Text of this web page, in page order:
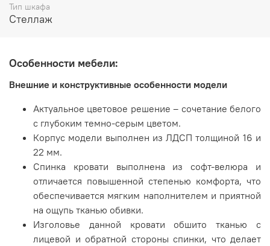
Тип шкафа
Стеллаж
Особенности мебели:
Внешние и конструктивные особенности модели
Актуальное цветовое решение – сочетание белого
с глубоким темно-серым цветом.
Корпус модели выполнен из ЛДСП толщиной 16 и
22 мм.
Спинка кровати выполнена из софт-велюра и
отличается повышенной степенью комфорта, что
обеспечивается мягким наполнителем и приятной
на ощупь тканью обивки.
Изголовье данной кровати обшито тканью с
лицевой и обратной стороны спинки, что делает